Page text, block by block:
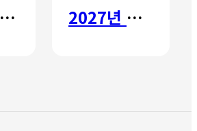
성금요일 칸타타 2027년 갈보리 어학원 유치부 신입생 모집